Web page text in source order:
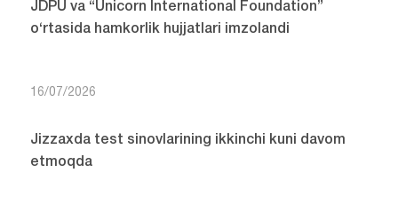
JDPU va “Unicorn International Foundation”
o‘rtasida hamkorlik hujjatlari imzolandi
16/07/2026
Jizzaxda test sinovlarining ikkinchi kuni davom
etmoqda